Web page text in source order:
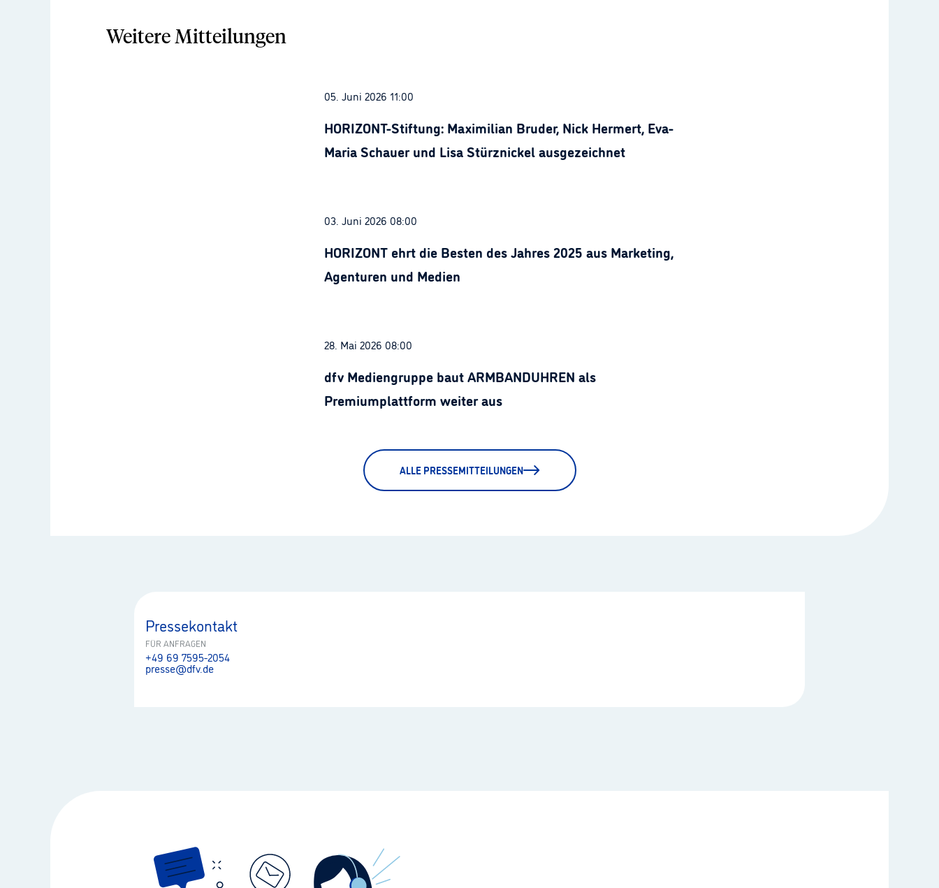
Weitere Mitteilungen
05. Juni 2026 11:00
HORIZONT-Stiftung: Maximilian Bruder, Nick Hermert, Eva-
Maria Schauer und Lisa Stürznickel ausgezeichnet
03. Juni 2026 08:00
HORIZONT ehrt die Besten des Jahres 2025 aus Marketing,
Agenturen und Medien
28. Mai 2026 08:00
dfv Mediengruppe baut ARMBANDUHREN als
Premiumplattform weiter aus
ALLE PRESSEMITTEILUNGEN
Pressekontakt
FÜR ANFRAGEN
+49 69 7595-2054
presse@dfv.de